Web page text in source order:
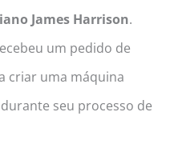
James Harrison.
um pedido de
criar uma máquina
seu processo de